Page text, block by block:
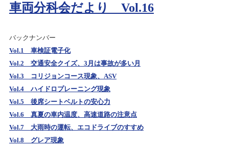
車両分科会だより Vol.16
バックナンバー
Vol.1 車検証電子化
Vol.2 交通安全クイズ、3月は事故が多い月
Vol.3 コリジョンコース現象、ASV
Vol.4 ハイドロプレーニング現象
Vol.5 後席シートベルトの安心力
Vol.6 真夏の車内温度、高速道路の注意点
Vol.7 大雨時の運転、エコドライブのすすめ
Vol.8 グレア現象